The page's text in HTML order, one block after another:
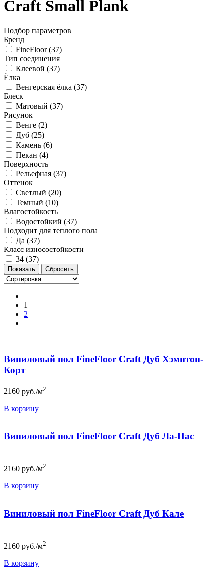
Craft Small Plank
Подбор параметров
Бренд
FineFloor (37)
Тип соединения
Клеевой (37)
Ёлка
Венгерская ёлка (37)
Блеск
Матовый (37)
Рисунок
Венге (2)
Дуб (25)
Камень (6)
Пекан (4)
Поверхность
Рельефная (37)
Оттенок
Светлый (20)
Темный (10)
Влагостойкость
Водостойкий (37)
Подходит для теплого пола
Да (37)
Класс износостойкости
34 (37)
1
2
Виниловый пол FineFloor Craft Дуб Хэмптон-
Корт
2160 руб./м2
В корзину
Виниловый пол FineFloor Craft Дуб Ла-Пас
2160 руб./м2
В корзину
Виниловый пол FineFloor Craft Дуб Кале
2160 руб./м2
В корзину